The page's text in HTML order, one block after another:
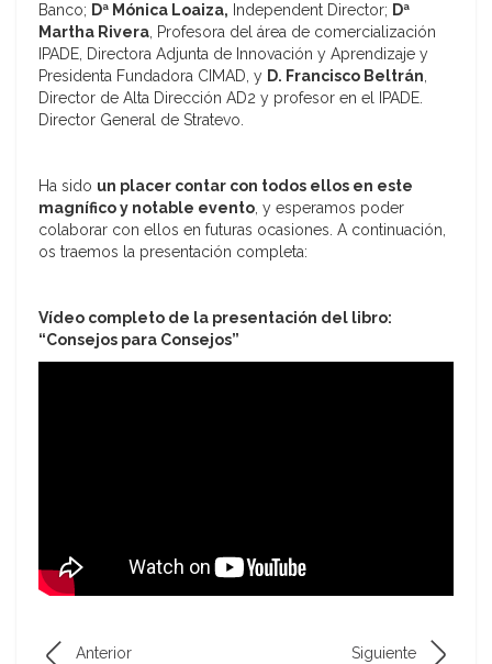
Banco; Dª Mónica Loaiza, Independent Director; Dª
Martha Rivera, Profesora del área de comercialización
IPADE, Directora Adjunta de Innovación y Aprendizaje y
Presidenta Fundadora CIMAD, y D. Francisco Beltrán,
Director de Alta Dirección AD2 y profesor en el IPADE.
Director General de Stratevo.
Ha sido un placer contar con todos ellos en este
magnífico y notable evento, y esperamos poder
colaborar con ellos en futuras ocasiones. A continuación,
os traemos la presentación completa:
Vídeo completo de la presentación del libro:
“Consejos para Consejos”
Anterior Siguiente